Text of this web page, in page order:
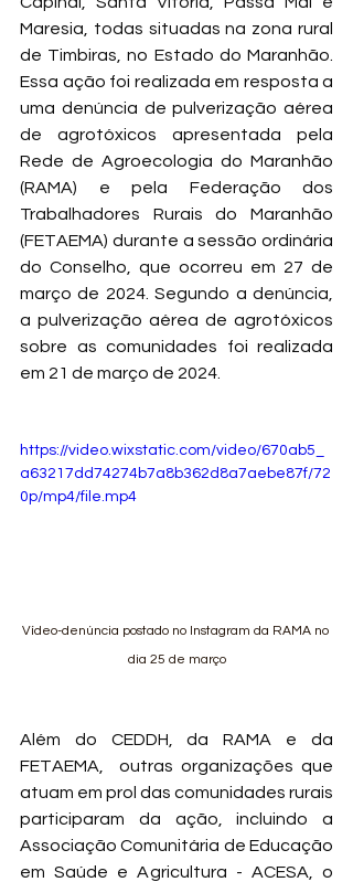
Maresia, todas situadas na zona rural
de Timbiras, no Estado do Maranhão.
Essa ação foi realizada em resposta a
uma denúncia de pulverização aérea
de agrotóxicos apresentada pela
Rede de Agroecologia do Maranhão
(RAMA) e pela Federação dos
Trabalhadores Rurais do Maranhão
(FETAEMA) durante a sessão ordinária
do Conselho, que ocorreu em 27 de
março de 2024. Segundo a denúncia,
a pulverização aérea de agrotóxicos
sobre as comunidades foi realizada
em 21 de março de 2024.
https://video.wixstatic.com/video/670ab5_
a63217dd74274b7a8b362d8a7aebe87f/72
0p/mp4/file.mp4
Vídeo-denúncia postado no Instagram da RAMA no
dia 25 de março
Além do CEDDH, da RAMA e da
FETAEMA,  outras organizações que
atuam em prol das comunidades rurais
participaram da ação, incluindo a
Associação Comunitária de Educação
em Saúde e Agricultura - ACESA, o